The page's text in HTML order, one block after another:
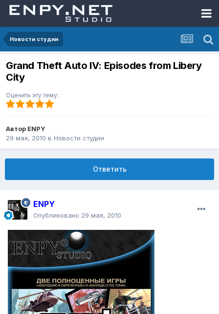
Новости студии
Grand Theft Auto IV: Episodes from Libery
City
Оценить эту тему:
Автор ENPY
29 мая, 2010 в Новости студии
Ответить
ENPY
Опубликовано 29 мая, 2010